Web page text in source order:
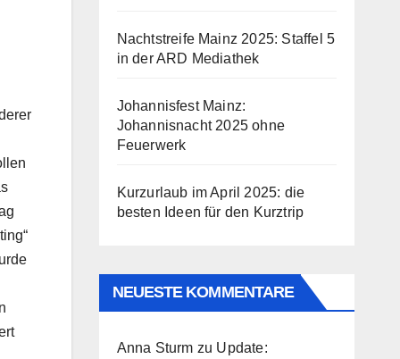
Nachtstreife Mainz 2025: Staffel 5
in der ARD Mediathek
Johannisfest Mainz:
Johannisnacht 2025 ohne
Feuerwerk
Kurzurlaub im April 2025: die
besten Ideen für den Kurztrip
NEUESTE KOMMENTARE
Anna Sturm zu Update: